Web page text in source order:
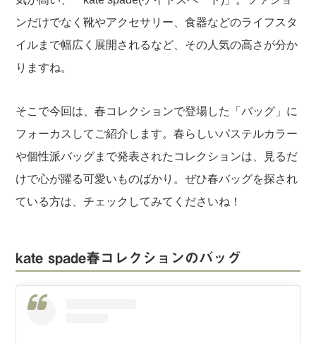
ンだけでなく靴やアクセサリー、食器などのライフスタ
イルまで幅広く展開されるなど、その人気の高さが分か
りますね。
そこで今回は、春コレクションで登場した「バッグ」に
フォーカスしてご紹介します。春らしいパステルカラー
や個性派バッグまで発表されたコレクションは、見るだ
けで心が躍る可愛いものばかり。ぜひ春バッグを探され
ている方は、チェックしてみてくださいね！
kate spade春コレクションのバッグ